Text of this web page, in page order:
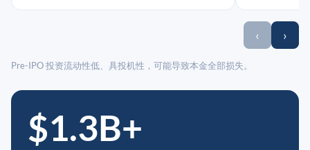
‹ ›
Pre-IPO 投资流动性低、具投机性，可能导致本金全部损失。
$1.3B+